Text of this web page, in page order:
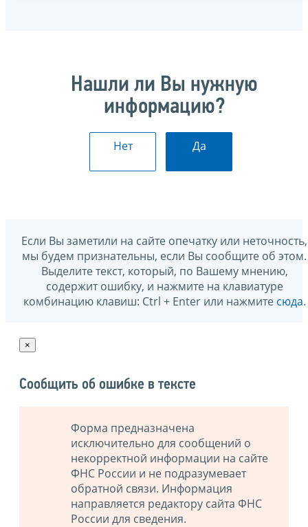
Нашли ли Вы нужную
информацию?
Нет Да
Если Вы заметили на сайте опечатку или неточность,
мы будем признательны, если Вы сообщите об этом.
Выделите текст, который, по Вашему мнению,
содержит ошибку, и нажмите на клавиатуре
комбинацию клавиш: Ctrl + Enter или нажмите сюда.
×
Сообщить об ошибке в тексте
Форма предназначена
исключительно для сообщений о
некорректной информации на сайте
ФНС России и не подразумевает
обратной связи. Информация
направляется редактору сайта ФНС
России для сведения.